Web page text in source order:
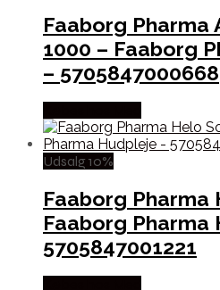
Faaborg Pharma
1000 – Faaborg
– 5705847000668
Udsalg 10%
Faaborg Pharma
Faaborg Pharma
5705847001221